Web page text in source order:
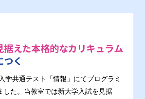
据えた本格的なカリキュラム
つく
学共通テスト「情報」にてプログラミ
した。当教室では新大学入試を見据